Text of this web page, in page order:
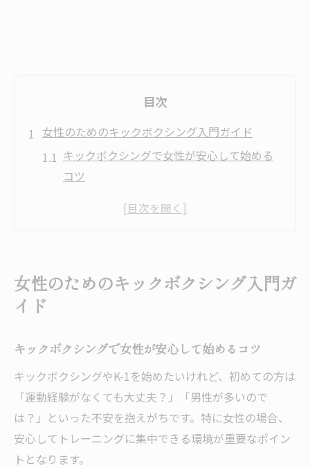
目次
女性のためのキックボクシング入門ガイド
キックボクシングで女性が安心して始める
コツ
太田市で人気のキックボクシング体験法
キックボクシング 太田 女性に選ばれるポイ
キックボクシングで理想ボディを叶える方
法
女性が取り組みやすいキックボクシング入
門
キックボクシング 太田 女性向けの始め方
女性のためのキックボクシング入門ガ
イド
キックボクシングで女性が安心して始めるコツ
キックボクシングやK-1を始めたいけれど、初めての方は
「運動経験がなくても大丈夫？」「男性が多いので
は？」といった不安を抱えがちです。特に女性の場合、
安心してトレーニングに集中できる環境が重要なポイン
トとなります。